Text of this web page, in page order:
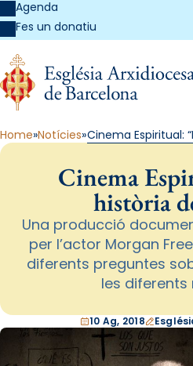
Agenda
Fes un donatiu
Home Notícies Cinema Espiritual:
Cinema
història
Una producció
per l’actor Morgan
diferents preguntes
les diferents
10 Ag, 2018